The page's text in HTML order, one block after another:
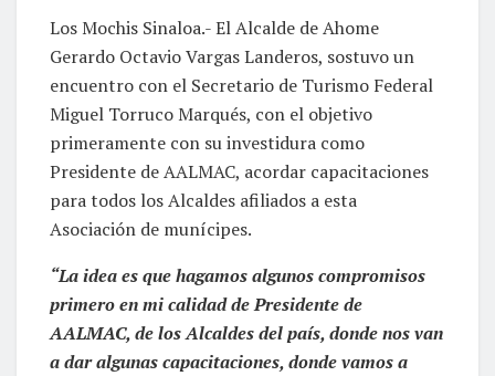
Los Mochis Sinaloa.- El Alcalde de Ahome
Gerardo Octavio Vargas Landeros, sostuvo un
encuentro con el Secretario de Turismo Federal
Miguel Torruco Marqués, con el objetivo
primeramente con su investidura como
Presidente de AALMAC, acordar capacitaciones
para todos los Alcaldes afiliados a esta
Asociación de munícipes.
“La idea es que hagamos algunos compromisos
primero en mi calidad de Presidente de
AALMAC, de los Alcaldes del país, donde nos van
a dar algunas capacitaciones, donde vamos a